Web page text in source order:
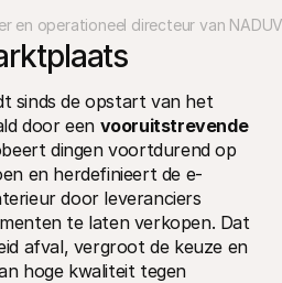
en operationeel directeur van
sinds de opstart van het
door een vooruitstrevende
dingen voortdurend op
en herdefinieert de e-
door leveranciers
te laten verkopen. Dat
afval, vergroot de keuze en
hoge kwaliteit tegen